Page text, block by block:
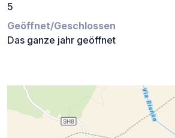
5
Geöffnet/Geschlossen
Das ganze jahr geöffnet